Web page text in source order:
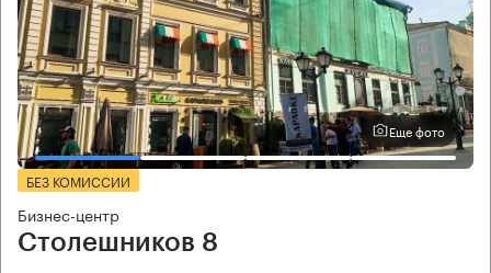
Еще фото
БЕЗ КОМИССИИ
Бизнес-центр
Столешников 8